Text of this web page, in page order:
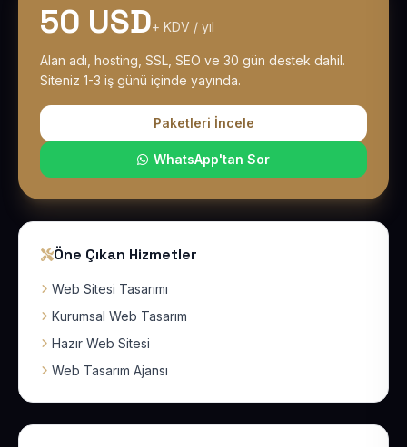
50 USD+ KDV / yıl
Alan adı, hosting, SSL, SEO ve 30 gün destek dahil.
Siteniz 1-3 iş günü içinde yayında.
Paketleri İncele
WhatsApp'tan Sor
Öne Çıkan Hizmetler
Web Sitesi Tasarımı
Kurumsal Web Tasarım
Hazır Web Sitesi
Web Tasarım Ajansı